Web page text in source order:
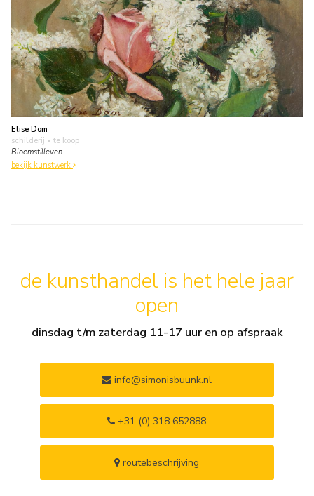
Elise Dom
schilderij • te koop
Bloemstilleven
bekijk kunstwerk
de kunsthandel is het hele jaar
open
dinsdag t/m zaterdag 11-17 uur en op afspraak
info@simonisbuunk.nl
+31 (0) 318 652888
routebeschrijving